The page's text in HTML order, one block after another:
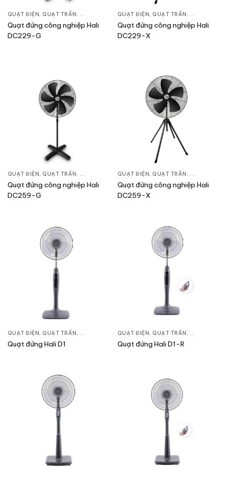
QUẠT ĐIỆN, QUẠT TRẦN , QUẠT ĐỨNG
Quạt đứng công nghiệp Hali
DC229-G
QUẠT ĐIỆN, QUẠT TRẦN , QUẠT
Quạt đứng công nghiệp Hali
DC229-X
QUẠT ĐIỆN, QUẠT TRẦN , QUẠT ĐỨNG
Quạt đứng công nghiệp Hali
DC259-G
QUẠT ĐIỆN, QUẠT TRẦN , QUẠT
Quạt đứng công nghiệp Hali
DC259-X
QUẠT ĐIỆN, QUẠT TRẦN , QUẠT ĐỨNG
Quạt đứng Hali D1
QUẠT ĐIỆN, QUẠT TRẦN , QUẠT
Quạt đứng Hali D1-R